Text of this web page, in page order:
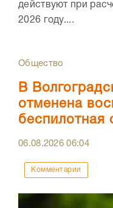
действуют при
2026 году....
Общество
В
отменена
беспилотная
06.08.202606:04
Комментарии